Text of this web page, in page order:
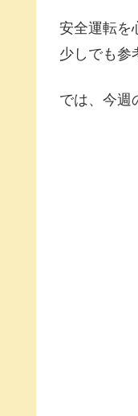
安全運転を
少しでも参
では、今週